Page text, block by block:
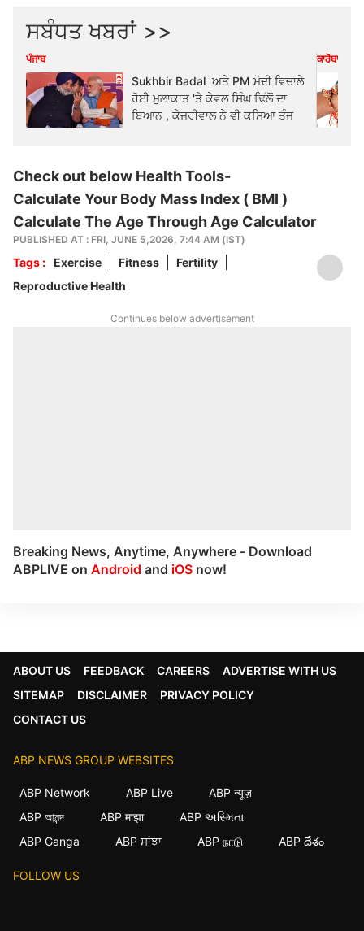
ਸਬੰਧਤ ਖਬਰਾਂ >>
ਪੰਜਾਬ
Sukhbir Badal ਅਤੇ PM ਮੋਦੀ ਵਿਚਾਲੇ
ਹੋਈ ਮੁਲਾਕਾਤ 'ਤੇ ਕੇਵਲ ਸਿੰਘ ਢਿੱਲੋਂ ਦਾ
ਬਿਆਨ , ਕੇਜਰੀਵਾਲ ਨੇ ਵੀ ਕਸਿਆ ਤੰਜ
ਕਾਰੋਬਾਰ
Check out below Health Tools-
Calculate Your Body Mass Index ( BMI )
Calculate The Age Through Age Calculator
PUBLISHED AT : FRI, JUNE 5,2026, 7:44 AM (IST)
Tags : Exercise Fitness
Fertility
Reproductive Health
Continues below advertisement
Breaking News, Anytime, Anywhere - Download
ABPLIVE on Android and iOS now!
ABOUT US FEEDBACK CAREERS
ADVERTISE WITH US
SITEMAP
DISCLAIMER
PRIVACY POLICY
CONTACT US
ABP NEWS GROUP WEBSITES
ABP Network ABP Live
ABP न्यूज़
ABP আনন্দ
ABP माझा
ABP અસ્મિતા
ABP Ganga
ABP ਸਾਂਝਾ ABP நாடு ABP దేశం
FOLLOW US